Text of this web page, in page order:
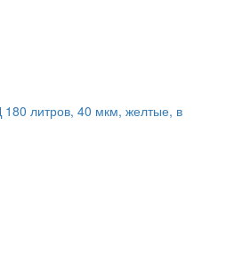
литров, 40 мкм, желтые, в